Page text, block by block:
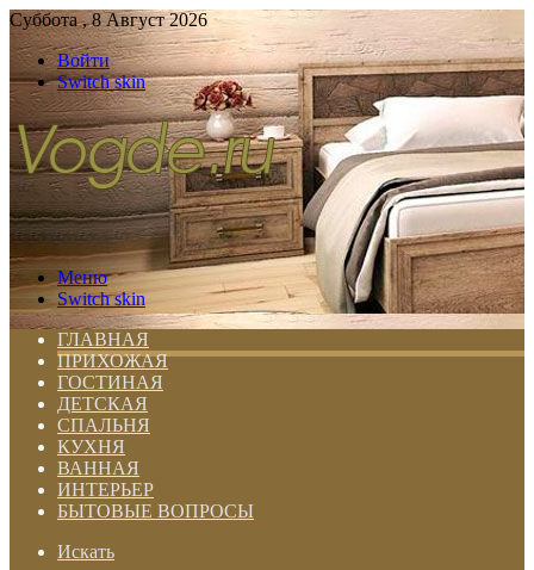
Суббота , 8 Август 2026
Войти
Switch skin
Меню
Switch skin
ГЛАВНАЯ
ПРИХОЖАЯ
ГОСТИНАЯ
ДЕТСКАЯ
СПАЛЬНЯ
КУХНЯ
ВАННАЯ
ИНТЕРЬЕР
БЫТОВЫЕ ВОПРОСЫ
Искать